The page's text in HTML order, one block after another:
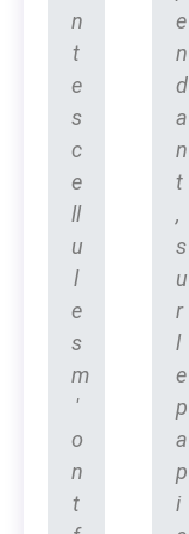
n
t
e
s
c
e
ll
u
l
e
s
m
'
o
n
t
e
n
d
a
n
t
,
s
u
r
l
e
p
a
p
i